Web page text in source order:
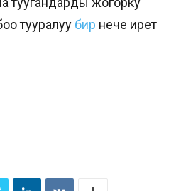
тууралуу бир нече ирет